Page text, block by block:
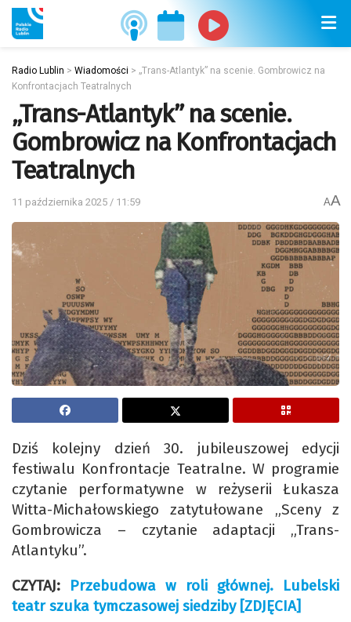
Radio Lublin > Wiadomości > „Trans-Atlantyk” na scenie. Gombrowicz na
Konfrontacjach Teatralnych
„Trans-Atlantyk” na scenie.
Gombrowicz na Konfrontacjach
Teatralnych
11 października 2025 / 11:59 AA
Dziś kolejny dzień 30. jubileuszowej edycji
festiwalu Konfrontacje Teatralne. W programie
czytanie performatywne w reżyserii Łukasza
Witta-Michałowskiego zatytułowane „Sceny z
Gombrowicza – czytanie adaptacji „Trans-
Atlantyku”.
CZYTAJ: Przebudowa w roli głównej. Lubelski
teatr szuka tymczasowej siedziby [ZDJĘCIA]